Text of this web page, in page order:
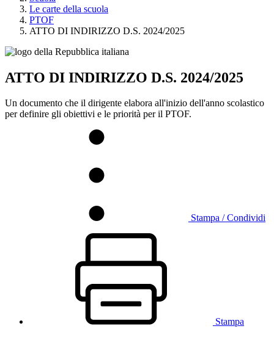
Le carte della scuola
PTOF
ATTO DI INDIRIZZO D.S. 2024/2025
ATTO DI INDIRIZZO D.S. 2024/2025
Un documento che il dirigente elabora all'inizio dell'anno scolastico
per definire gli obiettivi e le priorità per il PTOF.
Stampa / Condividi
Stampa